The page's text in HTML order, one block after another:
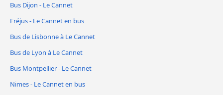
Bus Dijon - Le Cannet
Fréjus - Le Cannet en bus
Bus de Lisbonne à Le Cannet
Bus de Lyon à Le Cannet
Bus Montpellier - Le Cannet
Nimes - Le Cannet en bus